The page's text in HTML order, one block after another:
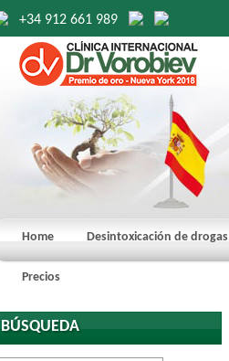
+34 912 661 989
Home Desintoxicación de drogas
Precios
BÚSQUEDA